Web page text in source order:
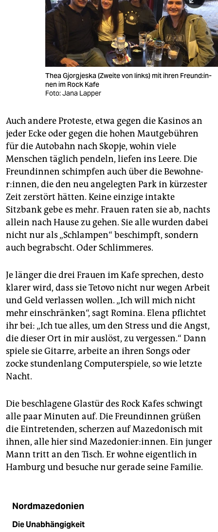
Thea Gjorgjeska (Zweite von links) mit ihren Freun­d:in­
nen im Rock Kafe
Foto: Jana Lapper
Auch andere Proteste, etwa gegen die Kasinos an
jeder Ecke oder gegen die hohen Mautgebühren
für die Autobahn nach Skopje, wohin viele
Menschen täglich pendeln, liefen ins Leere. Die
Freun­din­nen schimpfen auch über die Be­woh­ne­
r:in­nen, die den neu angelegten Park in kürzester
Zeit zerstört hätten. Keine einzige intakte
Sitzbank gebe es mehr. Frauen raten sie ab, nachts
allein nach Hause zu gehen. Sie alle wurden dabei
nicht nur als „Schlampen“ beschimpft, sondern
auch begrabscht. Oder Schlimmeres.
Je länger die drei Frauen im Kafe sprechen, desto
klarer wird, dass sie Tetovo nicht nur wegen Arbeit
und Geld verlassen wollen. „Ich will mich nicht
mehr einschränken“, sagt Romina. Elena pflichtet
ihr bei: „Ich tue alles, um den Stress und die Angst,
die dieser Ort in mir auslöst, zu vergessen.“ Dann
spiele sie Gitarre, arbeite an ihren Songs oder
zocke stundenlang Computerspiele, so wie letzte
Nacht.
Die beschlagene Glastür des Rock Kafes schwingt
alle paar Minuten auf. Die Freundinnen grüßen
die Eintretenden, scherzen auf Mazedonisch mit
ihnen, alle hier sind Mazedonier:innen. Ein junger
Mann tritt an den Tisch. Er wohne eigentlich in
Hamburg und besuche nur gerade seine Familie.
Nordmazedonien
Die Unabhängigkeit